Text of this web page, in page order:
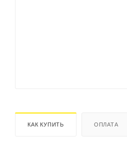
КАК КУПИТЬ ОПЛАТА